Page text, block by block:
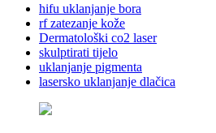
hifu uklanjanje bora
rf zatezanje kože
Dermatološki co2 laser
skulptirati tijelo
uklanjanje pigmenta
lasersko uklanjanje dlačica